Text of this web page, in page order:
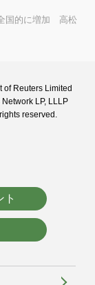
国的に増加 高松
of Reuters Limited
LP, LLLP
reserved.
ト